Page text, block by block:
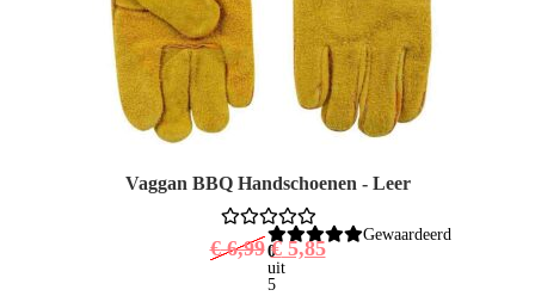
Vaggan BBQ Handschoenen - Leer
Gewaardeerd
0
uit
5
€6,99 €5,85